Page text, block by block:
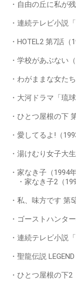
・自由の丘に私が
・連続テレビ小説
・HOTEL2 第7話（
・学校があぶない（
・わがままな女た
・大河ドラマ「琉
・ひとつ屋根の下
・愛してるよ!（
・湯けむり女子大
・家なき子（1994年
・家なき子2（
・私、味方です 第5
・ゴーストハンタ
・連続テレビ小説
・聖龍伝説
・ひとつ屋根の下2